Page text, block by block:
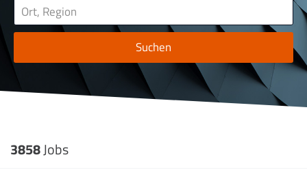
Suchen
3858Jobs